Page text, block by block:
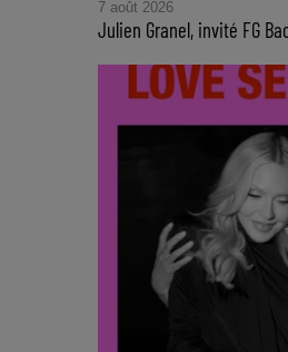
7 août 2026
Julien Granel, invité FG